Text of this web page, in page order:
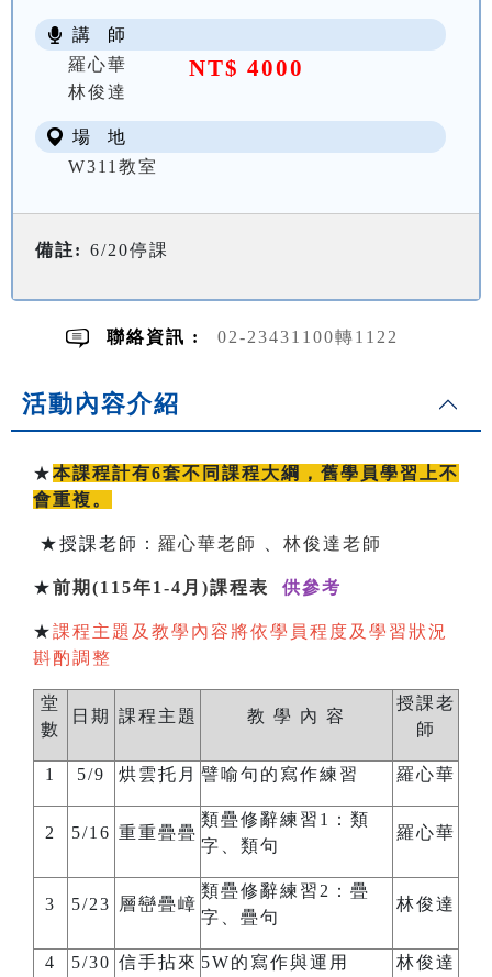
NT$ 4000
講 師
羅心華
林俊達
場 地
W311教室
備註: 6/20停課
聯絡資訊 : 02-23431100轉1122
活動內容介紹
★本課程計有6套不同課程大綱，舊學員學習上不
會重複。
★授課老師： 羅心華老師 林俊達老師
★前期(115年1-4月)課程表 供參考
★課程主題及教學內容將依學員程度及學習狀況
斟酌調整
堂
數
日期 課程主題 教 學 內 容
授課老
師
1 5/9 烘雲托月 譬喻句的寫作練習 羅心華
2 5/16 重重疊疊
類疊修辭練習 1
：類
字、類句
羅心華
3 5/23 層巒疊嶂
類疊修辭練習 2 ：疊
字、疊句
林俊達
4 5/30 信手拈來 5W的寫作與運用 林俊達